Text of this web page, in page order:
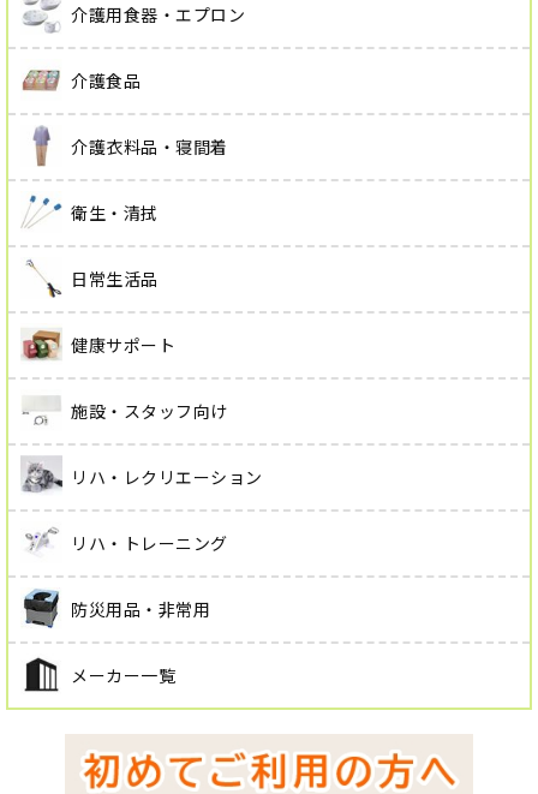
介護用食器・エプロン
介護食品
介護衣料品・寝間着
衛生・清拭
日常生活品
健康サポート
施設・スタッフ向け
リハ・レクリエーション
リハ・トレーニング
防災用品・非常用
メーカー一覧